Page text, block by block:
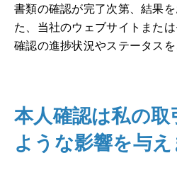
書類の確認が完了次第、結果
た、当社のウェブサイトまた
確認の進捗状況やステータスを
本人確認は私の
ような影響を与え